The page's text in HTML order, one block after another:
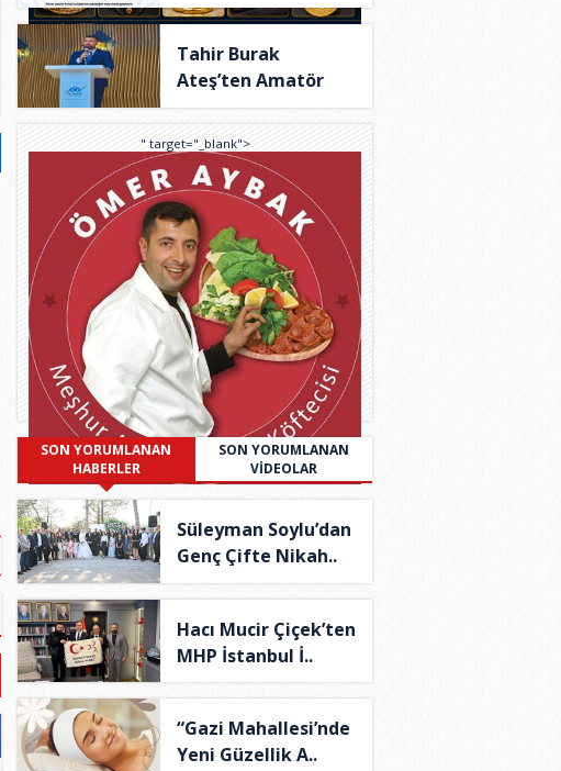
Tahir Burak
Ateş’ten Amatör
Spor İç..
" target="_blank">
SON YORUMLANAN
HABERLER
SON YORUMLANAN
VİDEOLAR
Süleyman Soylu’dan
Genç Çifte Nikah..
Hacı Mucir Çiçek’ten
MHP İstanbul İ..
“Gazi Mahallesi’nde
Yeni Güzellik A..